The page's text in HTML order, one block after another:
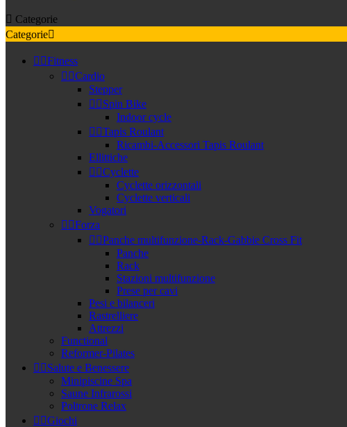
 Categorie
Categorie
 Fitness
 Cardio
Stepper
 Spin Bike
Indoor cycle
 Tapis Roulant
Ricambi-Accessori Tapis Roulant
Ellittiche
 Cyclette
Cyclette orizzontali
Cyclette verticali
Vogatori
 Forza
 Panche multifunzione-Rack-Gabbie Cross Fit
Panche
Rack
Stazioni multifunzione
Prese per cavi
Pesi e bilanceri
Rastrelliere
Attrezzi
Functional
Reformer-Pilates
 Salute e Benessere
Minipiscine Spa
Saune Infrarossi
Poltrone Relax
 Giochi